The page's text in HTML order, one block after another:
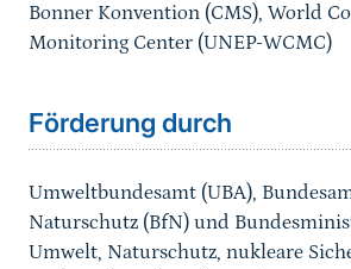
Bonner Konvention (CMS), World
Monitoring Center (UNEP-WCMC)
Förderung durch
Umweltbundesamt (UBA),
Naturschutz (BfN) und
Umwelt, Naturschutz, nukleare